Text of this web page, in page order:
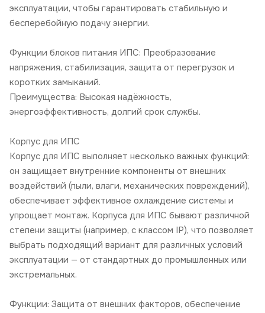
эксплуатации, чтобы гарантировать стабильную и
бесперебойную подачу энергии.
Функции блоков питания ИПС: Преобразование
напряжения, стабилизация, защита от перегрузок и
коротких замыканий.
Преимущества: Высокая надёжность,
энергоэффективность, долгий срок службы.
Корпус для ИПС
Корпус для ИПС выполняет несколько важных функций:
он защищает внутренние компоненты от внешних
воздействий (пыли, влаги, механических повреждений),
обеспечивает эффективное охлаждение системы и
упрощает монтаж. Корпуса для ИПС бывают различной
степени защиты (например, с классом IP), что позволяет
выбрать подходящий вариант для различных условий
эксплуатации — от стандартных до промышленных или
экстремальных.
Функции: Защита от внешних факторов, обеспечение